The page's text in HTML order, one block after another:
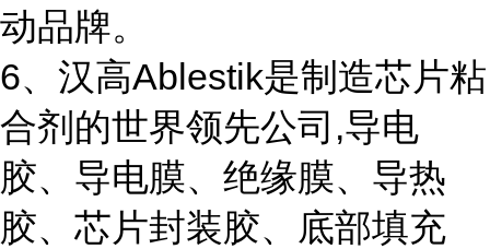
动品牌。
6、汉高Ablestik是制造芯片粘
合剂的世界领先公司,导电
胶、导电膜、绝缘膜、导热
胶、芯片封装胶、底部填充